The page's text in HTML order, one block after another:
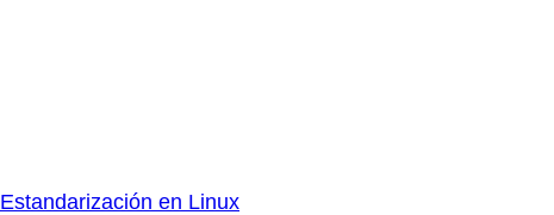
Estandarización en Linux